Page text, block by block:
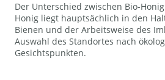
Der Unterschied zwischen Bio-
Honig liegt hauptsächlich in den
Bienen und der Arbeitsweise des
Auswahl des Standortes nach
Gesichtspunkten.